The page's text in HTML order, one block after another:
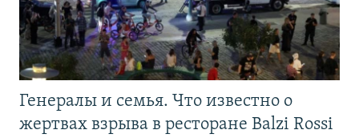
Генералы и семья. Что известно о
жертвах взрыва в ресторане Balzi Rossi